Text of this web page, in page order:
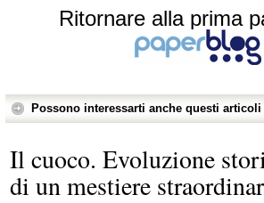
Ritornare alla prima
Possono interessarti anche questi articoli
Il cuoco. Evoluzione
di un mestiere